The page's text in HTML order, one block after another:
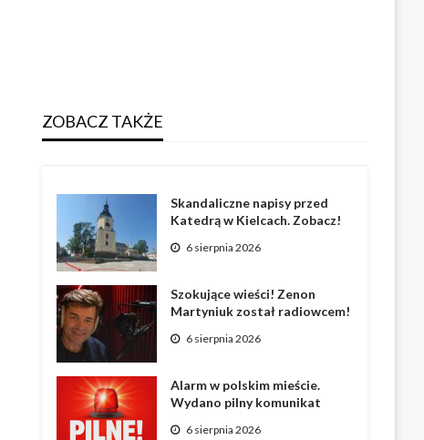
ZOBACZ TAKŻE
Skandaliczne napisy przed
Katedrą w Kielcach. Zobacz!
6 sierpnia 2026
Szokujące wieści! Zenon
Martyniuk został radiowcem!
6 sierpnia 2026
Alarm w polskim mieście.
Wydano pilny komunikat
6 sierpnia 2026